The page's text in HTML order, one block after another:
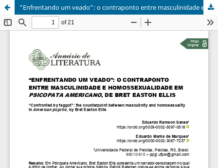
“Enfrentando um veado”: o contraponto entre masculinidade e homossexualidade em Psicopata americano, de Bret Easton Ellis